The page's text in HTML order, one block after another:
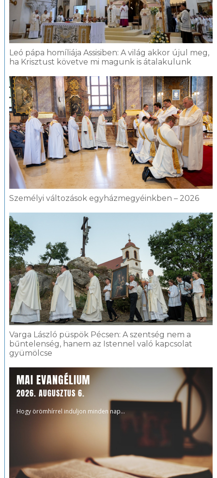
Leó pápa homíliája Assisiben: A világ akkor újul meg,
ha Krisztust követve mi magunk is átalakulunk
Személyi változások egyházmegyéinkben – 2026
Varga László püspök Pécsen: A szentség nem a
bűntelenség, hanem az Istennel való kapcsolat
gyümölcse
MAI EVANGÉLIUM
2026. AUGUSZTUS 6.
Hogy örömhírrel induljon minden nap...